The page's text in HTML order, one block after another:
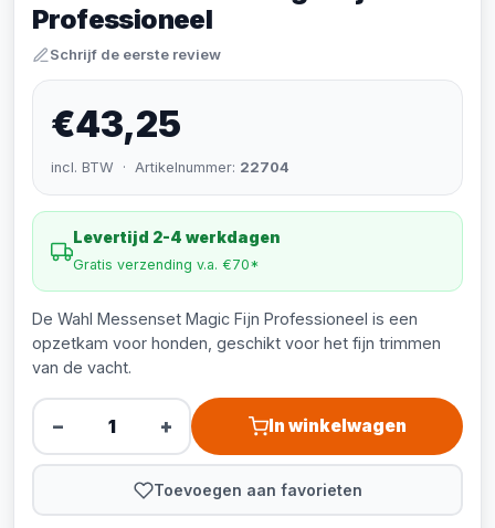
Professioneel
Schrijf de eerste review
€43,25
incl. BTW · Artikelnummer: 22704
Levertijd 2-4 werkdagen
Gratis verzending v.a. €70*
De Wahl Messenset Magic Fijn Professioneel is een
opzetkam voor honden, geschikt voor het fijn trimmen
van de vacht.
− + In winkelwagen
Toevoegen aan favorieten